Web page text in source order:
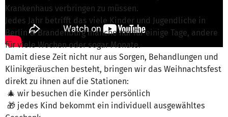
Krankenhaus verbringen zu müssen.
Jedes Jahr betrifft das viele Kinder und Jugendliche in
Berlin & Brandenburg manche nur für einige Tage, andere
für viele Wochen oder sogar Monate.
Damit diese Zeit nicht nur aus Sorgen, Behandlungen und
Klinikgeräuschen besteht, bringen wir das Weihnachtsfest
direkt zu ihnen auf die Stationen:
🎄 wir besuchen die Kinder persönlich
🎁 jedes Kind bekommt ein individuell ausgewähltes